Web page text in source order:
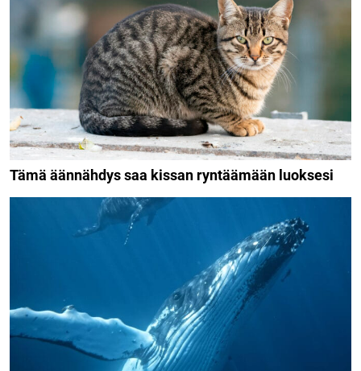
Tämä äännähdys saa kissan ryntäämään luoksesi